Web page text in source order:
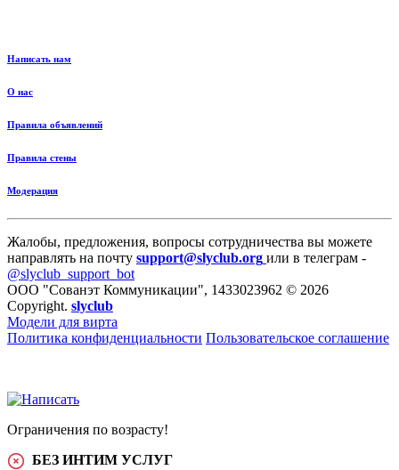
Написать нам
О нас
Правила объявлений
Правила стены
Модерация
Жалобы, предложения, вопросы сотрудничества вы можете
направлять на почту support@slyclub.org или в телеграм -
@slyclub_support_bot
ООО "Сованэт Коммуникации", 1433023962 © 2026
Copyright. slyclub
Модели для вирта
Политика конфиденциальности Пользовательское соглашение
Ограничения по возрасту!
БЕЗ ИНТИМ УСЛУГ